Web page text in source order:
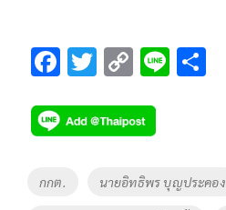
F
e
b
o
T
tt
er
C
p
y
Li
Li
Tags
กกต. นายอิทธิพร บุญประคอง